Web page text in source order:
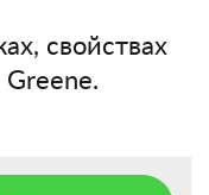
свойствах